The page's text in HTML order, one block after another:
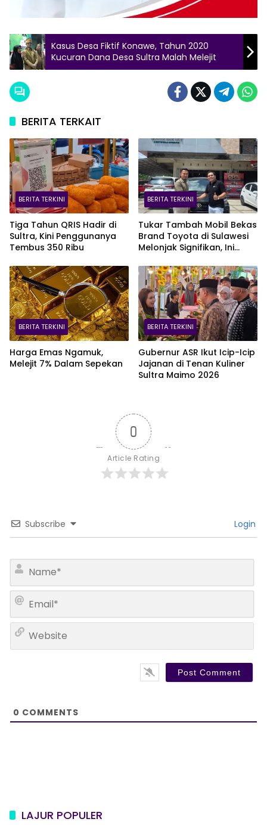
Kasus Desa Fiktif Konawe, Tahun 2020
Kucuran Dana Desa Sultra Malah Melejit
BERITA TERKAIT
BERITA TERKINI
Tiga Tahun QRIS Hadir di
Sultra, Kini Penggunanya
Tembus 350 Ribu
BERITA TERKINI
Tukar Tambah Mobil Bekas
Brand Toyota di Sulawesi
Melonjak Signifikan, Ini
BERITA TERKINI
Harga Emas Ngamuk,
Melejit 7% Dalam Sepekan
BERITA TERKINI
Gubernur ASR Ikut Icip-Icip
Jajanan di Tenan Kuliner
Sultra Maimo 2026
0
Article Rating
Subscribe Login
m
a
0 COMMENTS
LAJUR POPULER